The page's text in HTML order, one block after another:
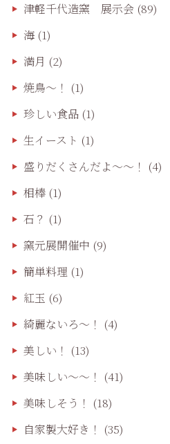
津軽千代造窯 展示会(89)
海(1)
満月 (2)
焼鳥〜！ (1)
珍しい食品(1)
生イースト (1)
盛りだくさんだよ〜〜！ (4)
相棒(1)
石？ (1)
窯元展開催中 (9)
簡単料理 (1)
紅玉 (6)
綺麗ないろ～！ (4)
美しい！ (13)
美味しい〜〜！ (41)
美味しそう！ (18)
自家製大好き！ (35)